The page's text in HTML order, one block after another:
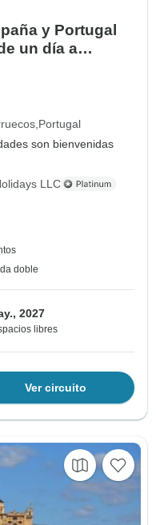
y Portugal
un día a
Portugal
son bienvenidas
LLC
doble
2027
libres
Ver circuito